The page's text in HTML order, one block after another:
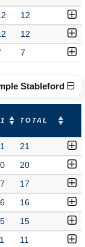
12
12
7
Stableford
TOTAL
21
20
17
16
15
11